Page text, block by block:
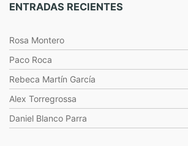
ENTRADAS RECIENTES
Rosa Montero
Paco Roca
Rebeca Martín García
Alex Torregrossa
Daniel Blanco Parra